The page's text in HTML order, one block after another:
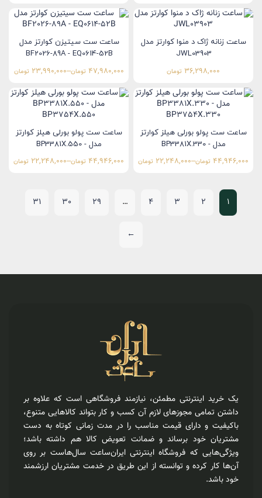
ساعت زنانه ژاک د منوا کوارتز مدل
JWL03903
36,298,000 تومان
ساعت ست سیتیزن کوارتز مدل
BF2026-89A - EQ0614-52B
47,980,000 تومان–
23,990,000 تومان
ساعت ست پولو بورلی هیلز کوارتز
مدل BP3381X.330 -
BP3754X.33044,946,000 تومان–
22,248,000 تومان
ساعت ست پولو بورلی هیلز کوارتز
مدل BP3381X.550 -
BP3754X.55044,946,000 تومان–
22,248,000 تومان
1
2
3
4
…
29
30
31
←
یک خرید اینترنتی مطمئن، نیازمند فروشگاهی است که علاوه بر
داشتن تمامی مجوزهای لازم آن کسب و کار بتواند کالاهایی متنوع،
باکیفیت و دارای قیمت مناسب را در مدت زمانی کوتاه به دست
مشتریان خود برساند و ضمانت تعویض کالا هم داشته باشد؛
ویژگی‌هایی که فروشگاه اینترنتی ایران‌ساعت سال‌هاست بر روی
آن‌ها کار کرده و توانسته از این طریق در خدمت مشتریان ارزشمند
خود باشد.